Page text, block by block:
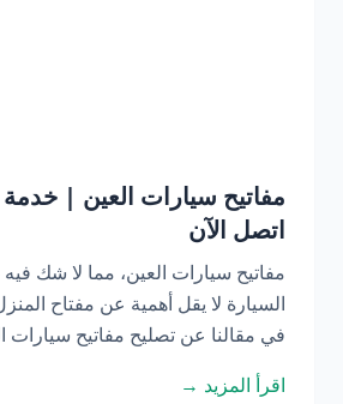
اتصل الآن
مفاتيح سيارات العين، مما لا شك فيه
السيارة لا يقل أهمية عن مفتاح
في مقالنا عن تصليح مفاتيح سيارات
اقرأ المزيد →